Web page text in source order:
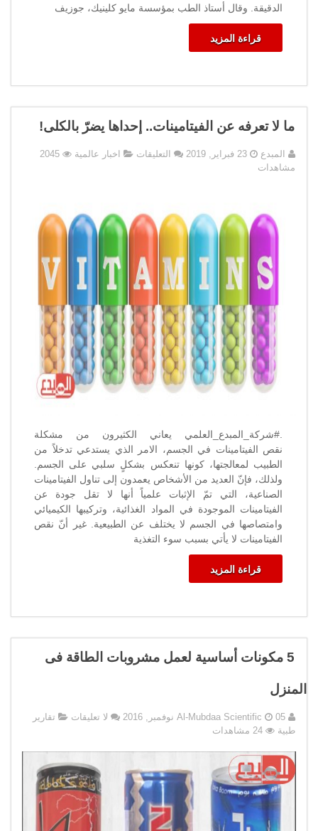
الدقيقة. وقال أستاذ الطب بمؤسسة مايو كلينيك، جوزيف
قراءة المزيد
ما لا تعرفه عن الفيتامينات.. إحداها يضرّ بالكلى!
المبدع 23 فبراير, 2019 التعليقات على
الفيتامينات..
إحداها
بالكلى!
اخبار عالمية
2045
مشاهدات
.#شركة_المبدع_العلمي يعاني الكثيرون من مشكلة
نقص الفيتامينات في الجسم، الامر الذي يستدعي تدخلاً من
الطبيب لمعالجتها، كونها تنعكس بشكلٍ سلبي على الجسم.
ولذلك، فإنّ العديد من الأشخاص يعمدون إلى تناول الفيتامينات
الصناعية، التي تمّ الإثبات علمياً أنها لا تقل جودة عن
الفيتامينات الموجودة في المواد الغذائية، وتركيبها الكيميائي
وامتصاصها في الجسم لا يختلف عن الطبيعية. غير أنّ نقص
الفيتامينات لا يأتي بسبب سوء التغذية
قراءة المزيد
5 مكونات أساسية لعمل مشروبات الطاقة فى
المنزل
Al-Mubdaa Scientific 05 نوفمبر, 2016 لا تعليقات
تقارير
طبية
24 مشاهدات